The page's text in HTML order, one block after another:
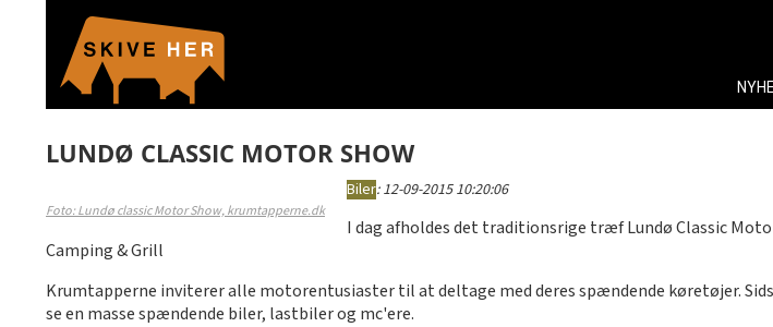
LUNDØ CLASSIC MOTOR SHOW
Foto: Lundø classic Motor Show, krumtapperne.dk
Biler:12-09-2015 10:20:06
I dag afholdes det traditionsrige træf Lundø Classic
Camping & Grill
Krumtapperne inviterer alle motorentusiaster til at deltage med deres spændende køretøjer.
se en masse spændende biler, lastbiler og mc'ere.